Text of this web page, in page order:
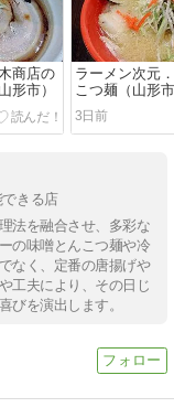
商店の
形市）
ラーメン次元
こつ麺（山形
3日前
きる店
法を融合させ、多彩な
の味噌とんこつ麺や冷
なく、定番の唐揚げや
工夫により、その日じ
びを演出します。